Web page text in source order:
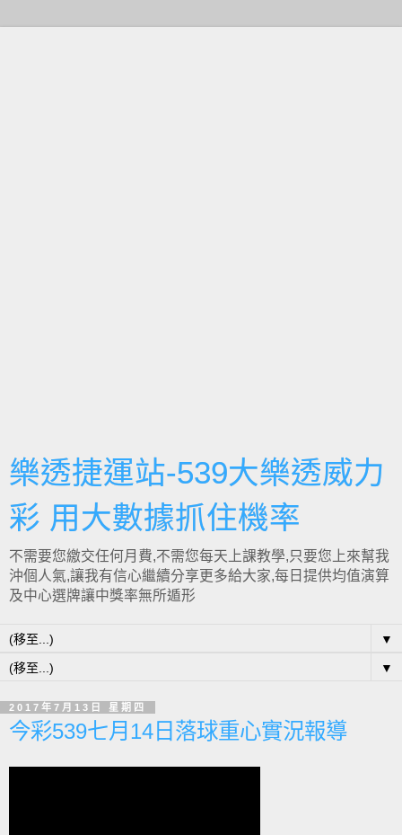
樂透捷運站-539大樂透威力
彩 用大數據抓住機率
不需要您繳交任何月費,不需您每天上課教學,只要您上來幫我
沖個人氣,讓我有信心繼續分享更多給大家,每日提供均值演算
及中心選牌讓中獎率無所遁形
▼
▼
2017年7月13日 星期四
今彩539七月14日落球重心實況報導